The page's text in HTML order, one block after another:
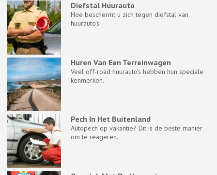
Diefstal Huurauto
Hoe beschermt u zich tegen diefstal van
huurauto's
Huren Van Een Terreinwagen
Veel off-road huurauto's hebben hun speciale
kenmerken.
Pech In Het Buitenland
Autopech op vakantie? Dit is de beste manier
om te reageren.